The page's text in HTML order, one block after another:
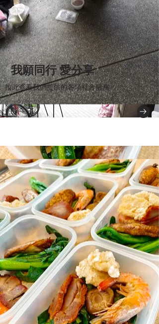
我願同行 愛分享
按此查看我們提供的各項社會服務